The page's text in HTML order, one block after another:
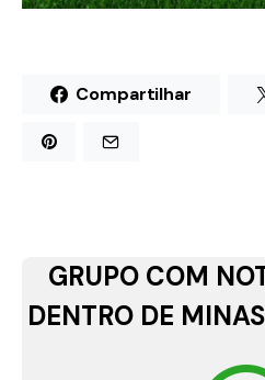
Compartilhar
GRUPO COM
DENTRO DE